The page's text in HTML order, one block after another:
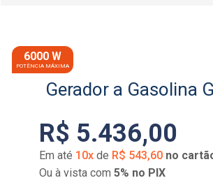
6000 W
Gerador a Gasolina
R$ 5.436,00
Em até 10x de R$ 543,60 no
Ou à vista com 5% no PIX